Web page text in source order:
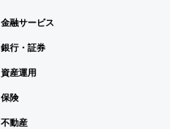
金融サービス
銀行・証券
資産運用
保険
不動産